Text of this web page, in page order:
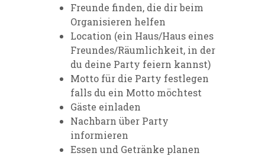
Freunde finden, die dir beim
Organisieren helfen
Location (ein Haus/Haus eines
Freundes/Räumlichkeit, in der
du deine Party feiern kannst)
Motto für die Party festlegen
falls du ein Motto möchtest
Gäste einladen
Nachbarn über Party
informieren
Essen und Getränke planen